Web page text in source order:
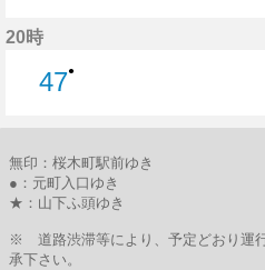
20時
47●
無印：桜木町駅前ゆき
●：元町入口ゆき
★：山下ふ頭ゆき
※ 道路渋滞等により、予定どおり運
承下さい。